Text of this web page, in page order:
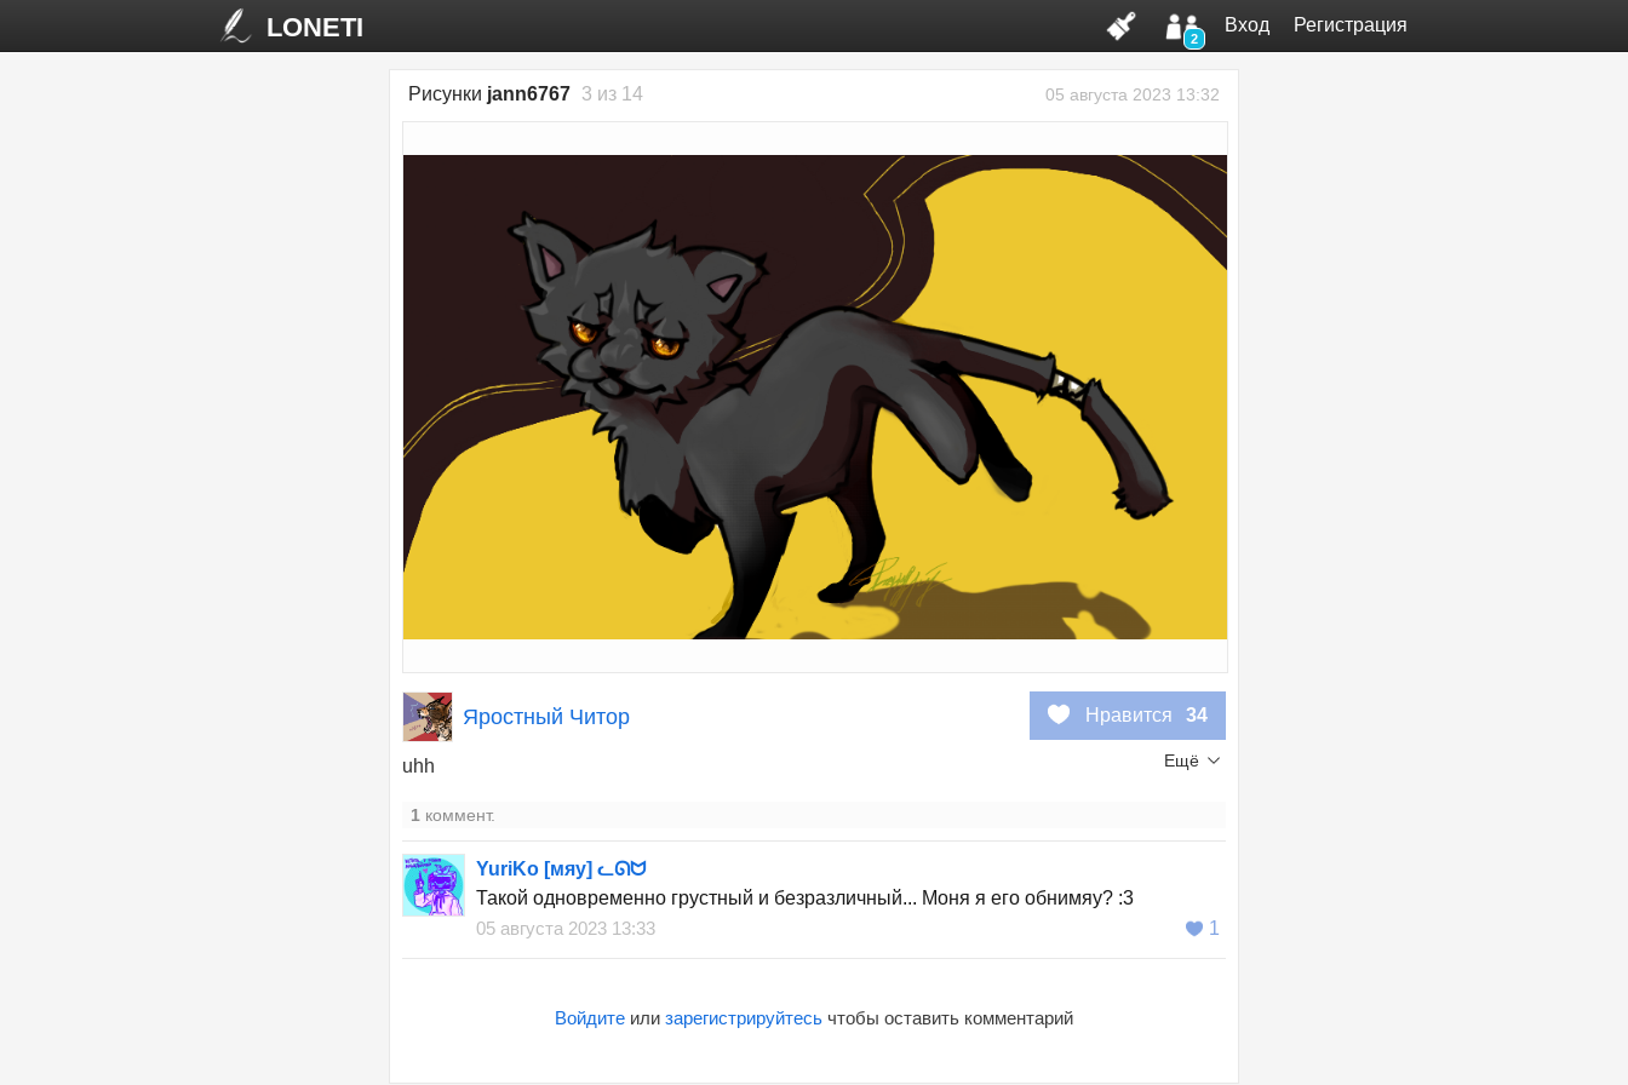
LONETI 2
Вход Регистрация
05 августа 2023 13:32
Рисунки jann6767 3 из 14
Яростный Читор
uhh
Нравится 34
Ещё
1 коммент.
YuriKo [мяу] ᓚᘏᗢ
Такой одновременно грустный и безразличный... Моня я его обнимяу? :3
05 августа 2023 13:33
1
Войдите или зарегистрируйтесь чтобы оставить комментарий